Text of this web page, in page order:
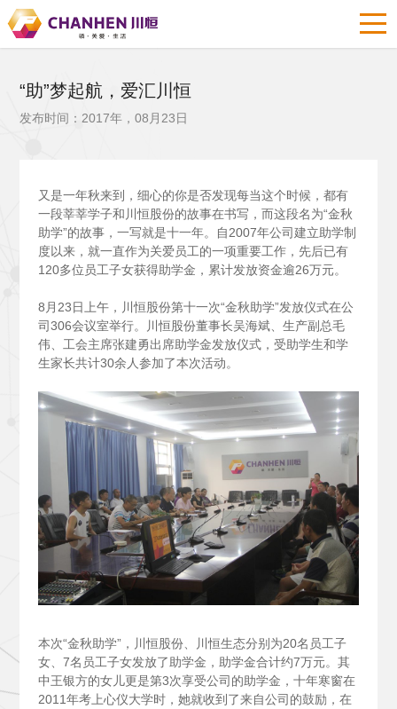
“助”梦起航，爱汇川恒
发布时间：2017年，08月23日
又是一年秋来到，细心的你是否发现每当这个时候，都有
一段莘莘学子和川恒股份的故事在书写，而这段名为“金秋
助学”的故事，一写就是十一年。自2007年公司建立助学制
度以来，就一直作为关爱员工的一项重要工作，先后已有
120多位员工子女获得助学金，累计发放资金逾26万元。
8 月23日上午，川恒股份第十一次“金秋助学”发放仪式在公
司306会议室举行。川恒股份董事长吴海斌、生产副总毛
伟、工会主席张建勇出席助学金发放仪式，受助学生和学
生家长共计30余人参加了本次活动。
本次“金秋助学”，川恒股份、川恒生态分别为20名员工子
女、7名员工子女发放了助学金，助学金合计约7万元。其
中王银方的女儿更是第3次享受公司的助学金，十年寒窗在
2011年考上心仪大学时，她就收到了来自公司的鼓励，在